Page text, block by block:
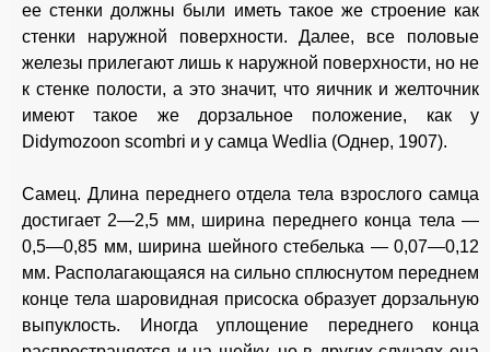
ее стенки должны были иметь такое же строение как
стенки наружной поверхности. Далее, все половые
железы прилегают лишь к наружной поверхности, но не
к стенке полости, а это значит, что яичник и желточник
имеют такое же дорзальное положение, как у
Didymozoon scombri и у самца Wedlia (Однер, 1907).
Самец. Длина переднего отдела тела взрослого самца
достигает 2—2,5 мм, ширина переднего конца тела —
0,5—0,85 мм, ширина шейного стебелька — 0,07—0,12
мм. Располагающаяся на сильно сплюснутом переднем
конце тела шаровидная присоска образует дорзальную
выпуклость. Иногда уплощение переднего конца